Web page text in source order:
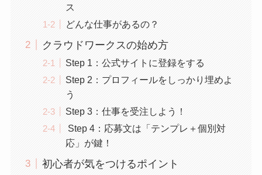
ス
どんな仕事があるの？
クラウドワークスの始め方
Step 1：公式サイトに登録をする
Step 2：プロフィールをしっかり埋めよ
う
Step 3：仕事を受注しよう！
Step 4：応募文は「テンプレ＋個別対
応」が鍵！
初心者が気をつけるポイント